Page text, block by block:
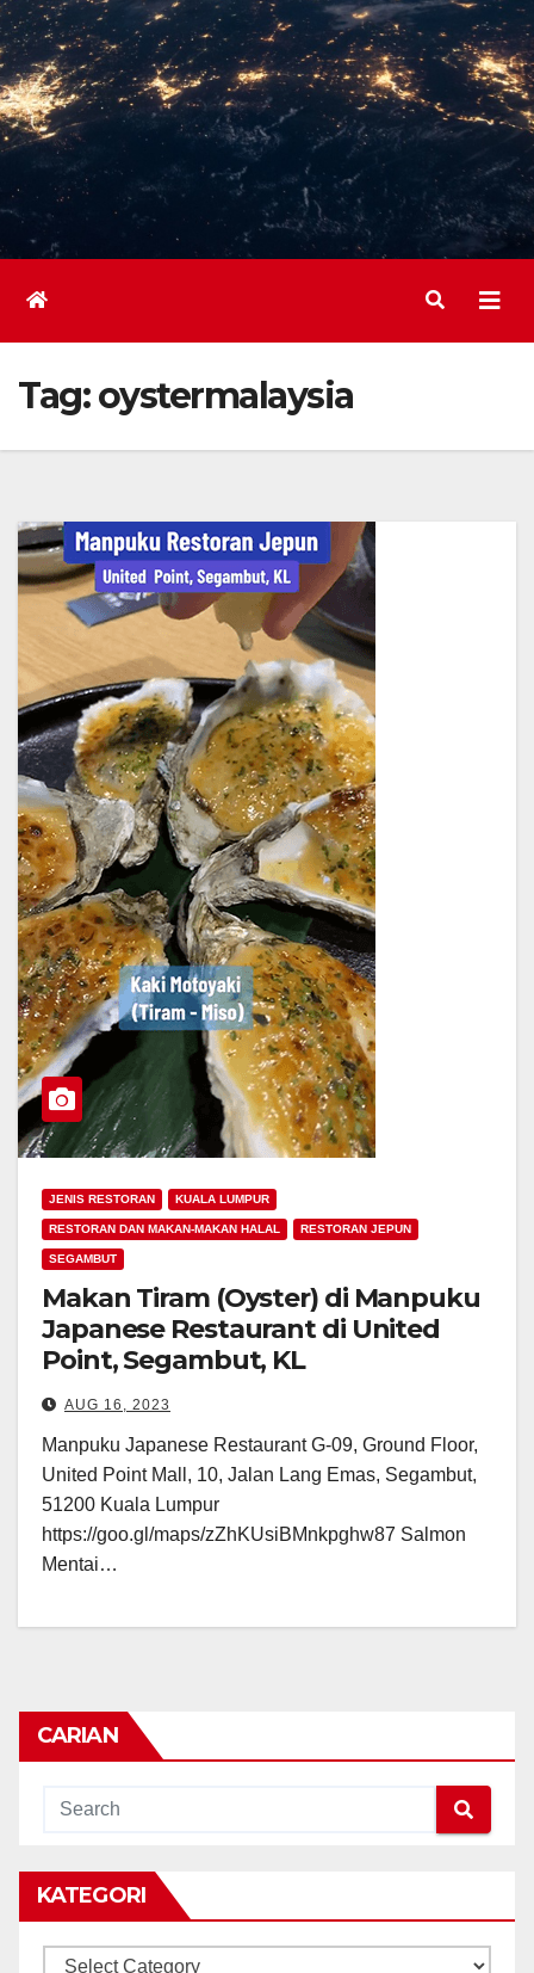
Tag:oystermalaysia
JENIS RESTORAN KUALA LUMPUR
RESTORAN DAN MAKAN-MAKAN HALAL RESTORAN JEPUN
SEGAMBUT
Makan Tiram (Oyster) di Manpuku
Japanese Restaurant di United
Point, Segambut, KL
AUG 16, 2023
Manpuku Japanese Restaurant G-09, Ground Floor,
United Point Mall, 10, Jalan Lang Emas, Segambut,
51200 Kuala Lumpur
https://goo.gl/maps/zZhKUsiBMnkpghw87 Salmon
Mentai…
CARIAN
KATEGORI
KATEGORI